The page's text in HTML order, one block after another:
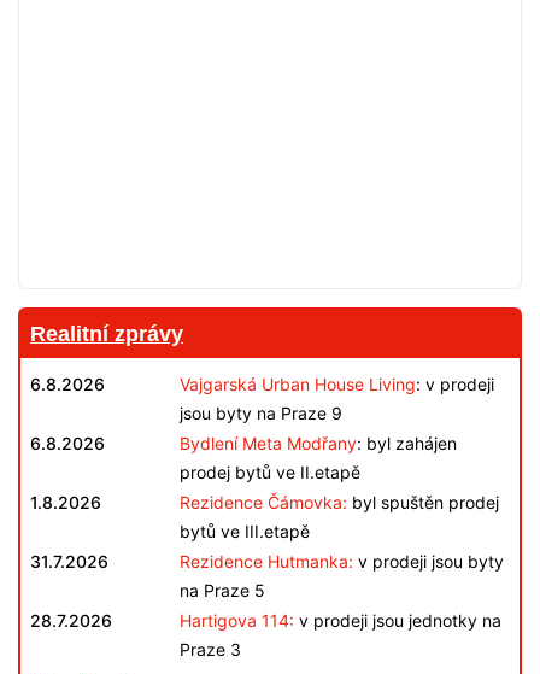
Realitní zprávy
6.8.2026 Vajgarská Urban House Living: v prodeji
jsou byty na Praze 9
6.8.2026
Bydlení Meta Modřany: byl zahájen
prodej bytů ve II.etapě
1.8.2026
Rezidence Čámovka: byl spuštěn prodej
bytů ve III.etapě
31.7.2026
Rezidence Hutmanka: v prodeji jsou byty
na Praze 5
28.7.2026
Hartigova 114: v prodeji jsou jednotky na
Praze 3